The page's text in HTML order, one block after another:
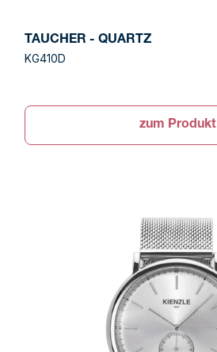
TAUCHER - QUARTZ
KG410D
zum Produkt